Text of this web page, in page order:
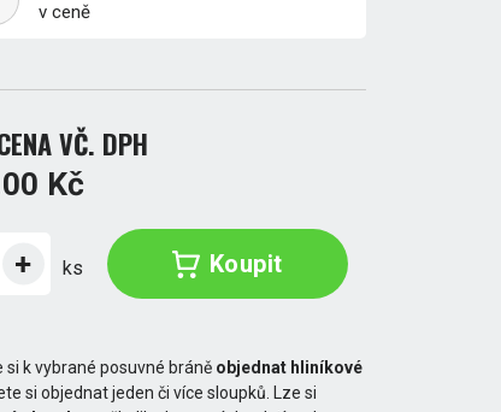
v ceně
VČ. DPH
Kč
ks Koupit
si k vybrané posuvné bráně objednat hliníkové
si objednat jeden či více sloupků. Lze si